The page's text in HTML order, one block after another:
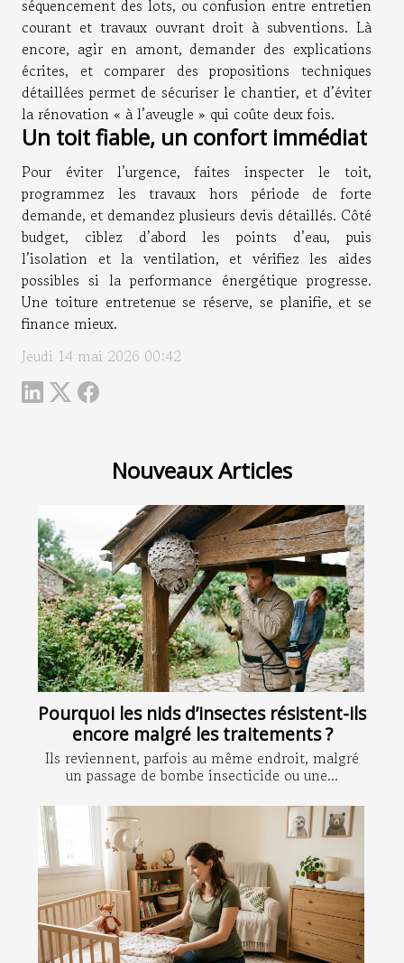
séquencement des lots, ou confusion entre entretien
courant et travaux ouvrant droit à subventions. Là
encore, agir en amont, demander des explications
écrites, et comparer des propositions techniques
détaillées permet de sécuriser le chantier, et d’éviter
la rénovation « à l’aveugle » qui coûte deux fois.
Un toit fiable, un confort immédiat
Pour éviter l’urgence, faites inspecter le toit,
programmez les travaux hors période de forte
demande, et demandez plusieurs devis détaillés. Côté
budget, ciblez d’abord les points d’eau, puis
l’isolation et la ventilation, et vérifiez les aides
possibles si la performance énergétique progresse.
Une toiture entretenue se réserve, se planifie, et se
finance mieux.
Jeudi 14 mai 2026 00:42
Nouveaux Articles
Pourquoi les nids d’insectes résistent-ils
encore malgré les traitements ?
Ils reviennent, parfois au même endroit, malgré
un passage de bombe insecticide ou une...